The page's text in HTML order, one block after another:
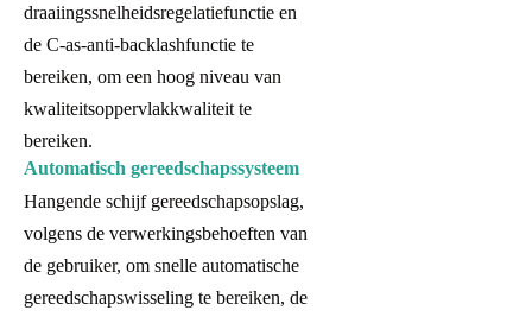
draaiingssnelheidsregelatiefunctie en
de C-as-anti-backlashfunctie te
bereiken, om een hoog niveau van
kwaliteitsoppervlakkwaliteit te
bereiken.
Automatisch gereedschapssysteem
Hangende schijf gereedschapsopslag,
volgens de verwerkingsbehoeften van
de gebruiker, om snelle automatische
gereedschapswisseling te bereiken, de